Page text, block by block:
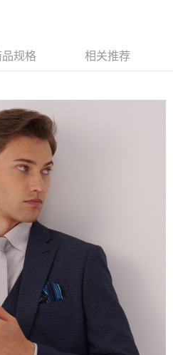
後，請再利用繳費通知簡訊或AFTEE
式進行付款。
AFTEE App 成為 AFTEE 會員者方能享
再加上使用AFTEE可延長的天數所計算
商品前的繳費天數，但無法保證一定能
或預計到貨時間較長者)。因此無論收到
的時間內完成繳費。
果及本公司審查結果，核予每個人不同
由恩沛科技股份有限公司(下稱 AFTEE )
上)免运费
上)免运费
品规格 相关推荐